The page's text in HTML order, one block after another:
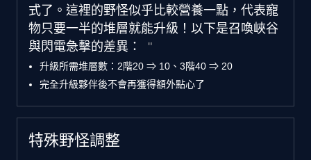
式了。這裡的野怪似乎比較營養一點，代表寵
物只要一半的堆層就能升級！以下是召喚峽谷
與閃電急擊的差異：
升級所需堆層數：2階20 ⇒ 10、3階40 ⇒ 20
完全升級夥伴後不會再獲得額外點心了
特殊野怪調整